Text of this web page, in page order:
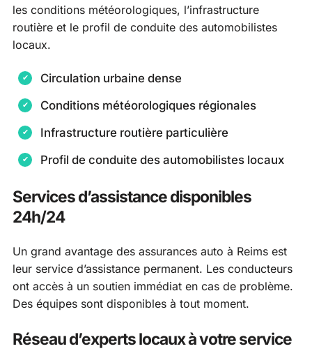
les conditions météorologiques, l’infrastructure
routière et le profil de conduite des automobilistes
locaux.
Circulation urbaine dense
Conditions météorologiques régionales
Infrastructure routière particulière
Profil de conduite des automobilistes locaux
Services d’assistance disponibles
24h/24
Un grand avantage des assurances auto à Reims est
leur service d’assistance permanent. Les conducteurs
ont accès à un soutien immédiat en cas de problème.
Des équipes sont disponibles à tout moment.
Réseau d’experts locaux à votre service